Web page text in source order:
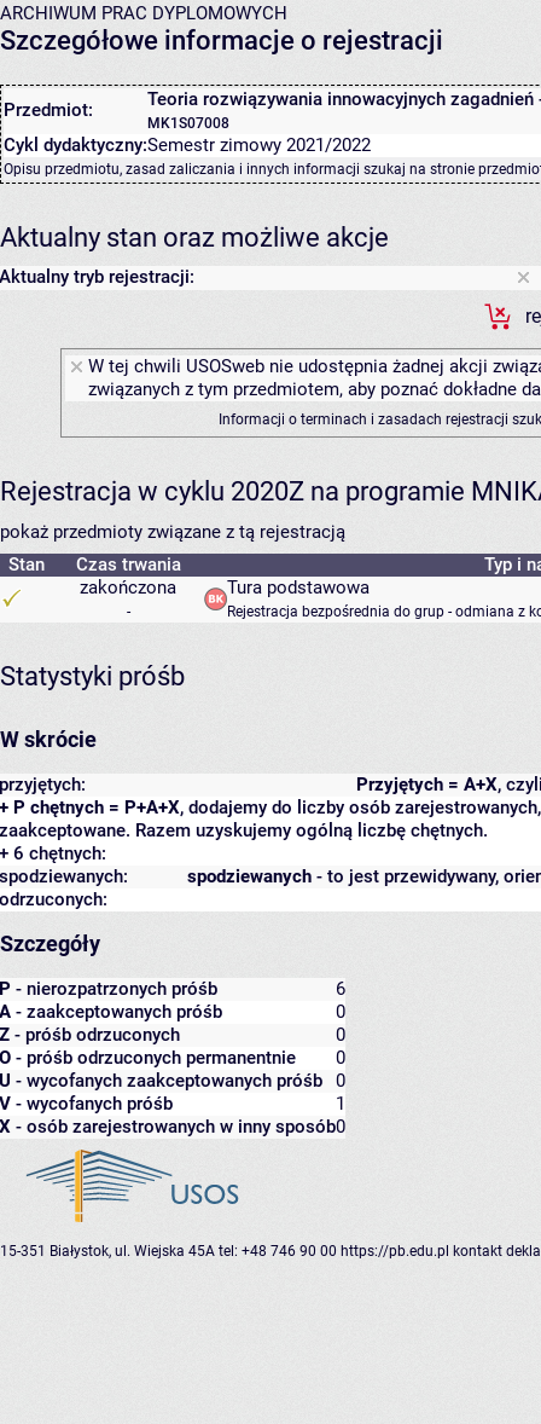
ARCHIWUM PRAC DYPLOMOWYCH
Szczegółowe informacje o rejestracji
Przedmiot: Teoria rozwiązywania innowacyjnych zagadnień
MK1S07008
Cykl dydaktyczny:Semestr zimowy 2021/2022
Opisu przedmiotu, zasad zaliczania i innych informacji szukaj na stronie
Aktualny stan oraz możliwe akcje
Aktualny tryb rejestracji:
W tej chwili USOSweb nie udostępnia żadnej akcji
związanych z tym przedmiotem, aby poznać dokładne
Informacji o terminach i zasadach rejestracji
Rejestracja w cyklu 2020Z na programie
pokaż przedmioty związane z tą rejestracją
Stan
Czas trwania
Typ i
zakończona
-
Tura podstawowa
Rejestracja bezpośrednia do grup - odmiana z
Statystyki próśb
W skrócie
Przyjętych = A+X,
przyjętych:
+ P chętnych = P+A+X, dodajemy do liczby osób
zaakceptowane. Razem uzyskujemy ogólną liczbę chętnych.
+ 6 chętnych:
spodziewanych - to jest przewidywany,
spodziewanych:
odrzuconych:
Szczegóły
P - nierozpatrzonych próśb
6
A - zaakceptowanych próśb
0
Z - próśb odrzuconych
0
O - próśb odrzuconych permanentnie
0
U - wycofanych zaakceptowanych próśb
0
V - wycofanych próśb
1
X - osób zarejestrowanych w inny sposób0
15-351 Białystok, ul. Wiejska 45A tel: +48 746 90 00 https://pb.edu.pl kontakt